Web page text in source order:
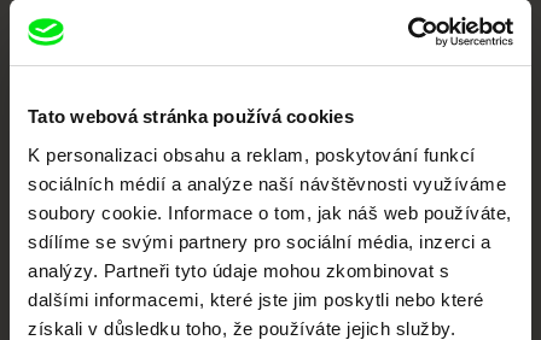
Tato webová stránka používá cookies
K personalizaci obsahu a reklam, poskytování funkcí
sociálních médií a analýze naší návštěvnosti využíváme
soubory cookie. Informace o tom, jak náš web používáte,
sdílíme se svými partnery pro sociální média, inzerci a
analýzy. Partneři tyto údaje mohou zkombinovat s
dalšími informacemi, které jste jim poskytli nebo které
získali v důsledku toho, že používáte jejich služby.
CPH:DOX Doclisboa
Millennium Docs
Against Gravity
DOK Leipzig